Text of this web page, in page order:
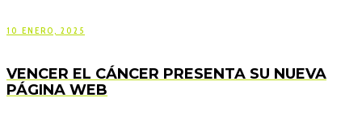
10 ENERO, 2025
VENCER EL CÁNCER PRESENTA SU NUEVA
PÁGINA WEB